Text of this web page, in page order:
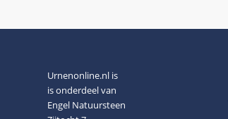
Urnenonline.nl is
is onderdeel van
Engel Natuursteen